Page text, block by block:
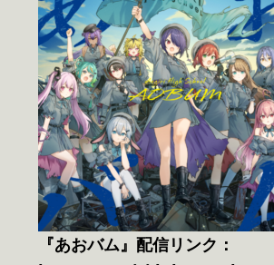
『あおバム』配信リンク：